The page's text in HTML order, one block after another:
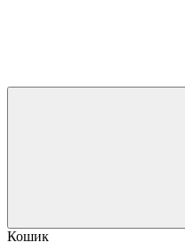
Кошик